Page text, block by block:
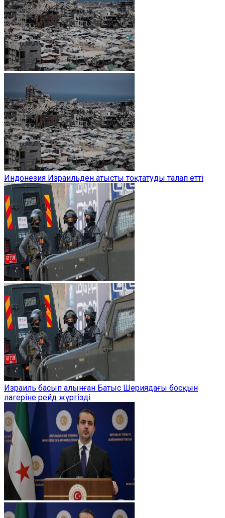
Индонезия Израильден атысты тоқтатуды талап етті
Израиль басып алынған Батыс Шериядағы босқын
лагеріне рейд жүргізді